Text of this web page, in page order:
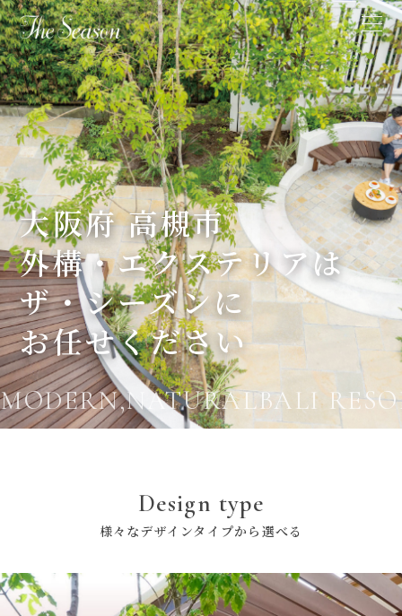
大阪府 高槻市
外構・エクステリアは
ザ・シーズンに
お任せください
MODERN,NATURALBALI
Design type
様々なデザインタイプから選べる